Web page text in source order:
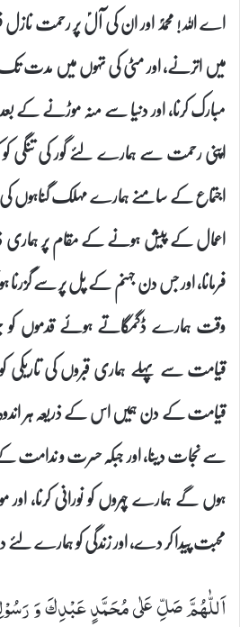
اے اللہ! محمدؐ اور ان کی آلؑ پر رحمت نازل
میں اترنے، اور مٹی کی تہوں میں
مبارک کرنا، اور دنیا سے منہ موڑنے کے بعد
اپنی رحمت سے ہمارے لئے گور کی تنگی کو
اجتماع کے سامنے ہمارے مہلک گناہوں کی
اعمال کے پیش ہونے کے مقام پر
فرمانا، اور جس دن جہنم کے پل پر سے
وقت ہمارے ڈگمگاتے ہوئے قدموں کو
قیامت سے پہلے ہماری قبروں کی
قیامت کے دن ہمیں اس کے ذریعہ ہر اندوہ
سے نجات دینا، اور جبکہ حسرت و
ہوں گے ہمارے چہروں کو نورانی کرنا،
محبت پیدا کر دے، اور زندگی کو ہمارے لئے
اَللّٰهُمَّ صَلِّ عَلٰى مُحَمَّدٍ عَبْدِكَ وَ